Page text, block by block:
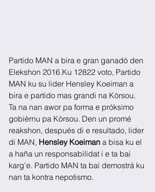
Partido MAN a bira e gran ganadó den
Elekshon 2016.Ku 12822 voto, Partido
MAN ku su lider Hensley Koeiman a
bira e partido mas grandi na Kòrsou.
Ta na nan awor pa forma e próksimo
gobièrnu pa Kòrsou. Den un promé
reakshon, después di e resultado, lider
di MAN, Hensley Koeiman a bisa ku el
a haña un responsabilidat i e ta bai
karg'e. Partido MAN ta bai demostrá ku
nan ta kontra nepotismo.